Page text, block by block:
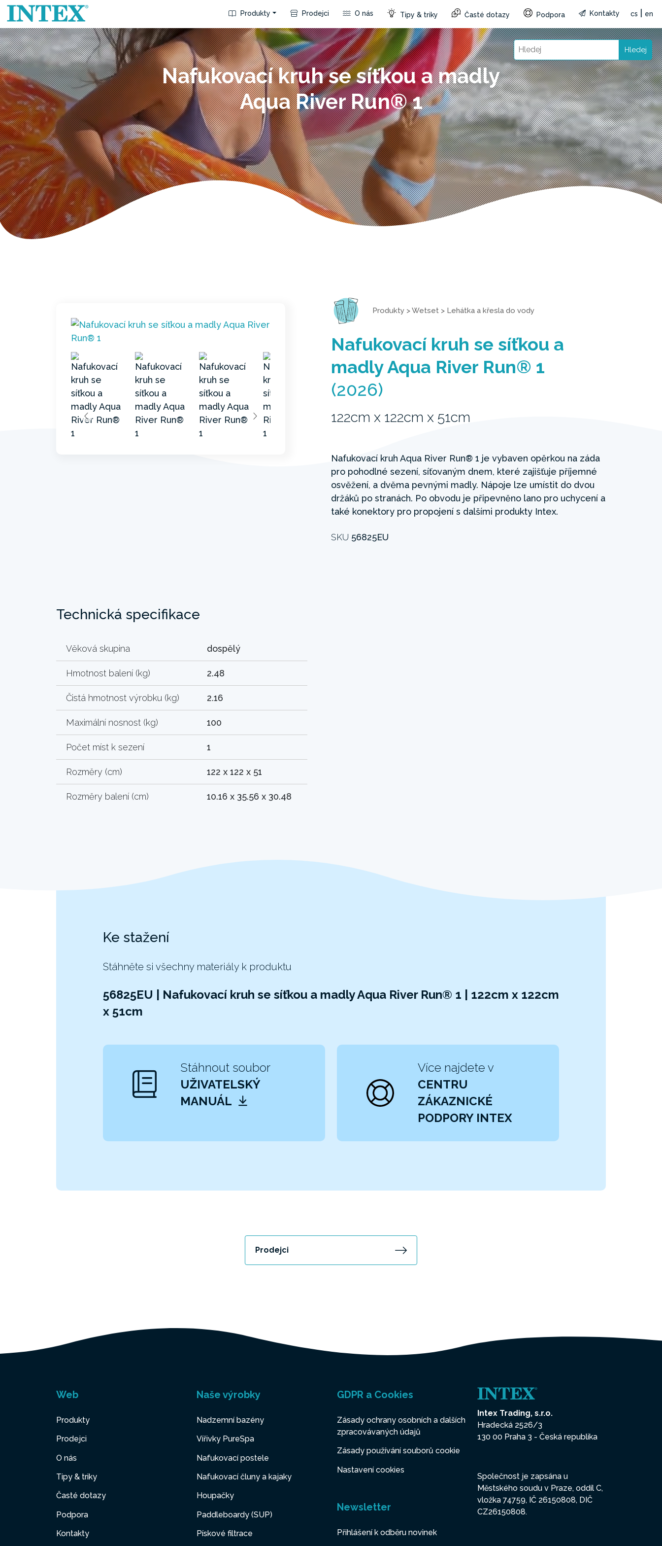
Produkty Prodejci O nás Tipy & triky Časté dotazy Podpora Kontakty cs en
Hledej
Nafukovací kruh se síťkou a madly
Aqua River Run® 1
Produkty >Wetset > Lehátka a křesla do vody
Nafukovací kruh se síťkou a
madly Aqua River Run® 1
(2026)
122cm x 122cm x 51cm
Nafukovací kruh Aqua River Run® 1 je vybaven opěrkou na záda
pro pohodlné sezení, síťovaným dnem, které zajišťuje příjemné
osvěžení, a dvěma pevnými madly. Nápoje lze umístit do dvou
držáků po stranách. Po obvodu je připevněno lano pro uchycení a
také konektory pro propojení s dalšími produkty Intex.
SKU 56825EU
Technická specifikace
Věková skupina dospělý
Hmotnost balení (kg) 2.48
Čistá hmotnost výrobku (kg) 2.16
Maximální nosnost (kg) 100
Počet míst k sezení 1
Rozměry (cm) 122 x 122 x 51
Rozměry balení (cm) 10.16 x 35.56 x 30.48
Ke stažení
Stáhněte si všechny materiály k produktu
56825EU | Nafukovací kruh se síťkou a madly Aqua River Run® 1 | 122cm x 122cm
x 51cm
Stáhnout soubor
UŽIVATELSKÝ
MANUÁL
Více najdete v
CENTRU
ZÁKAZNICKÉ
PODPORY INTEX
Prodejci
Web
Produkty
Prodejci
O nás
Tipy & triky
Časté dotazy
Podpora
Kontakty
Naše výrobky
Nadzemní bazény
Vířivky PureSpa
Nafukovací postele
Nafukovací čluny a kajaky
Houpačky
Paddleboardy (SUP)
Pískové filtrace
GDPR a Cookies
Zásady ochrany osobních a dalších
zpracovávaných údajů
Zásady používání souborů cookie
Nastavení cookies
Newsletter
Přihlášení k odběru novinek
Intex Trading, s.r.o.
Hradecká 2526/3
130 00 Praha 3 - Česká republika
Společnost je zapsána u
Městského soudu v Praze, oddíl C,
vložka 74759, IČ 26150808, DIČ
CZ26150808.